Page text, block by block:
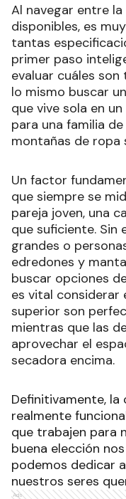
Al navegar entre
disponibles, es
tantas
primer paso
evaluar cuáles son
lo mismo buscar
que vive sola en
para una familia
montañas de ropa
Un factor
que siempre se
pareja joven, una
que suficiente. Sin
grandes o
edredones y
buscar opciones
es vital considerar
superior son
mientras que las
aprovechar el
secadora encima.
Definitivamente, la
realmente
que trabajen para
buena elección
podemos dedicar
nuestros seres
Ads